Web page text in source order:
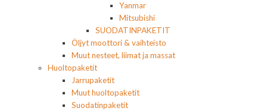
Yanmar
Mitsubishi
SUODATINPAKETIT
Öljyt moottori & vaihteisto
Muut nesteet, liimat ja massat
Huoltopaketit
Jarrupaketit
Muut huoltopaketit
Suodatinpaketit